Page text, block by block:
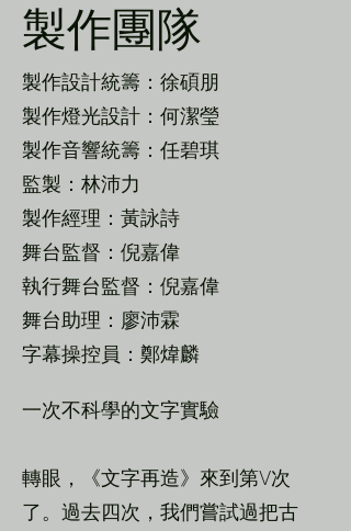
製作團隊
製作設計統籌：徐碩朋
製作燈光設計：何潔瑩
製作音響統籌：任碧琪
監製：林沛力
製作經理：黃詠詩
舞台監督：倪嘉偉
執行舞台監督：倪嘉偉
舞台助理：廖沛霖
字幕操控員：鄭煒麟
一次不科學的文字實驗
轉眼，《文字再造》來到第V次
了。過去四次，我們嘗試過把古